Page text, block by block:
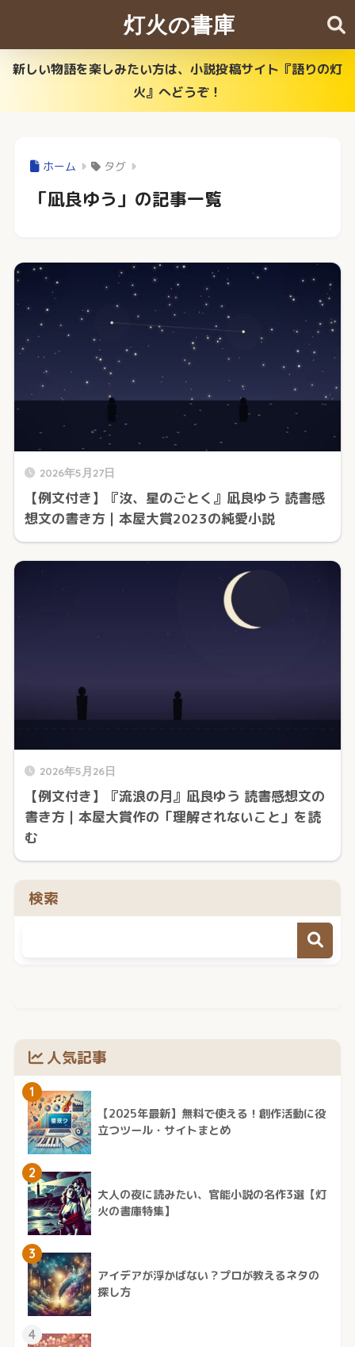
灯火の書庫
新しい物語を楽しみたい方は、小説投稿サイト『語りの灯
火』へどうぞ！
ホーム タグ
「凪良ゆう」の記事一覧
2026年5月27日
【例文付き】『汝、星のごとく』凪良ゆう 読書感
想文の書き方｜本屋大賞2023の純愛小説
2026年5月26日
【例文付き】『流浪の月』凪良ゆう 読書感想文の
書き方｜本屋大賞作の「理解されないこと」を読
む
検索
人気記事
1
【2025年最新】無料で使える！創作活動に役
立つツール・サイトまとめ
2
大人の夜に読みたい、官能小説の名作3選【灯
火の書庫特集】
3
アイデアが浮かばない？プロが教えるネタの
探し方
4